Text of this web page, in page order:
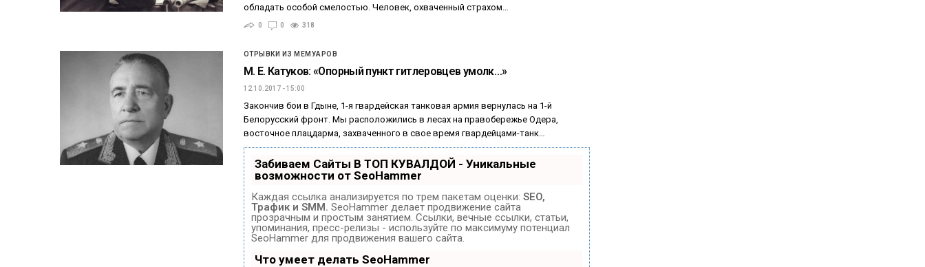
обладать особой смелостью. Человек, охваченный страхом…
0 0 318
ОТРЫВКИ ИЗ МЕМУАРОВ
М. Е. Катуков: «Опорный пункт гитлеровцев умолк…»
12.10.2017 - 15:00
Закончив бои в Гдыне, 1-я гвардейская танковая армия вернулась на 1-й
Белорусский фронт. Мы расположились в лесах на правобережье Одера,
восточное плацдарма, захваченного в свое время гвардейцами-танк…
Забиваем Сайты В ТОП КУВАЛДОЙ - Уникальные
возможности от SeoHammer
Каждая ссылка анализируется по трем пакетам оценки: SEO,
Трафик и SMM. SeoHammer делает продвижение сайта
прозрачным и простым занятием. Ссылки, вечные ссылки, статьи,
упоминания, пресс-релизы - используйте по максимуму потенциал
SeoHammer для продвижения вашего сайта.
Что умеет делать SeoHammer